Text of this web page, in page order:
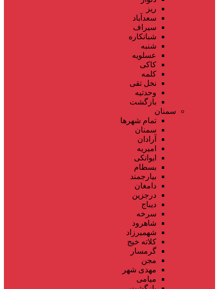
ریز
سعدآباد
سیراف
شبانکاره
شنبه
عسلویه
کاکی
کلمه
نخل تقی
وحدتیه
بازگشت
سمنان
تمام شهر‌ها
سمنان
آرادان
امیریه
ایوانکی
بسطام
بیارجمند
دامغان
درجزین
دیباج
سرخه
شاهرود
شهمیرزاد
کلاته خیج
گرمسار
مجن
مهدی شهر
میامی